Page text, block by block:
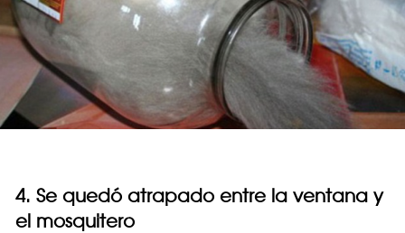
4. Se quedó atrapado entre la ventana y
el mosquitero